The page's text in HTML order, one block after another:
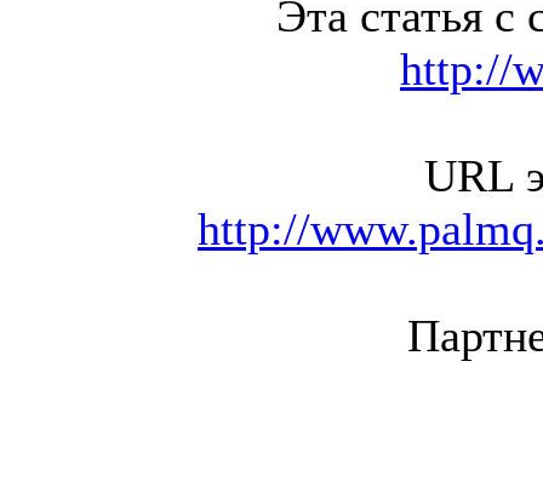
Эта статья с
http://
URL
http://